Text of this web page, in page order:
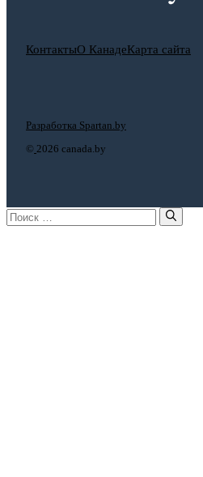
КонтактыО КанадеКарта сайта
© 2026 canada.by
Разработка Spartan.by
Поиск: